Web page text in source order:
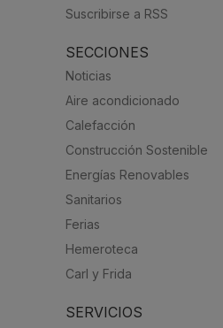
Suscribirse a RSS
SECCIONES
Noticias
Aire acondicionado
Calefacción
Construcción Sostenible
Energías Renovables
Sanitarios
Ferias
Hemeroteca
Carl y Frida
SERVICIOS